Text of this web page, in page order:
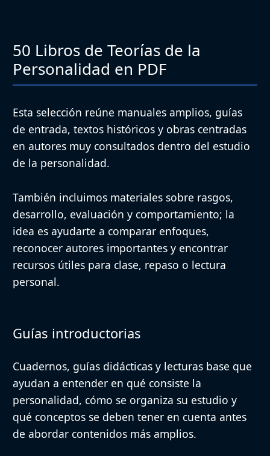
50 Libros de Teorías de la
Personalidad en PDF
Esta selección reúne manuales amplios, guías
de entrada, textos históricos y obras centradas
en autores muy consultados dentro del estudio
de la personalidad.
También incluimos materiales sobre rasgos,
desarrollo, evaluación y comportamiento; la
idea es ayudarte a comparar enfoques,
reconocer autores importantes y encontrar
recursos útiles para clase, repaso o lectura
personal.
Guías introductorias
Cuadernos, guías didácticas y lecturas base que
ayudan a entender en qué consiste la
personalidad, cómo se organiza su estudio y
qué conceptos se deben tener en cuenta antes
de abordar contenidos más amplios.